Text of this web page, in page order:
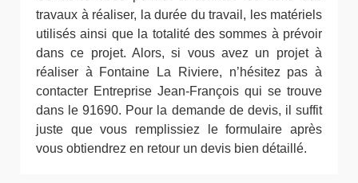
travaux à réaliser, la durée du travail, les matériels
utilisés ainsi que la totalité des sommes à prévoir
dans ce projet. Alors, si vous avez un projet à
réaliser à Fontaine La Riviere, n’hésitez pas à
contacter Entreprise Jean-François qui se trouve
dans le 91690. Pour la demande de devis, il suffit
juste que vous remplissiez le formulaire après
vous obtiendrez en retour un devis bien détaillé.